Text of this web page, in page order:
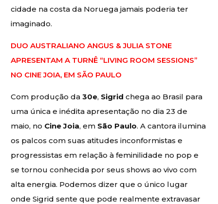
cidade na costa da Noruega jamais poderia ter
imaginado.
DUO AUSTRALIANO ANGUS & JULIA STONE
APRESENTAM A TURNÊ “LIVING ROOM SESSIONS”
NO CINE JOIA, EM SÃO PAULO
Com produção da30e, Sigrid chega ao Brasil para
uma única e inédita apresentação no dia 23 de
maio, no Cine Joia, em São Paulo. A cantora ilumina
os palcos com suas atitudes inconformistas e
progressistas em relação à feminilidade no pop e
se tornou conhecida por seus shows ao vivo com
alta energia. Podemos dizer que o único lugar
onde Sigrid sente que pode realmente extravasar